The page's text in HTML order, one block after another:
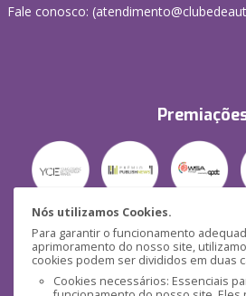
Nós utilizamos Cookies.
Para garantir o funcionamento
aprimoramento do nosso site,
cookies podem ser divididos em duas
Cookies necessários: Essenciais
Fale conosco: (
Segurança